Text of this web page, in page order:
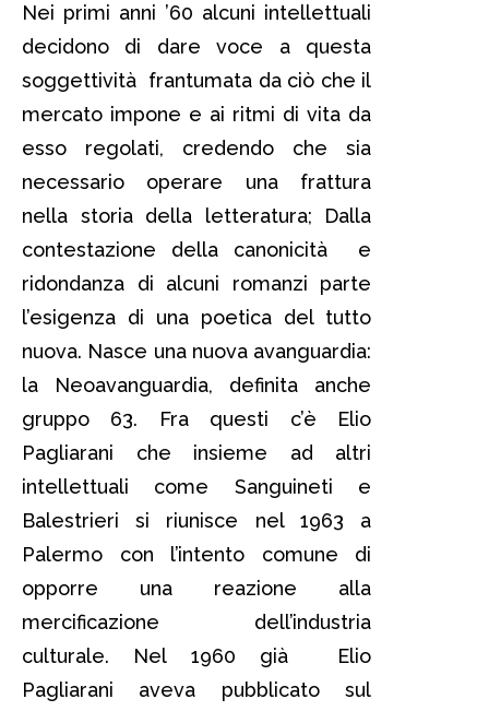
Nei primi anni ’60 alcuni intellettuali
decidono di dare voce a questa
soggettività frantumata da ciò che il
mercato impone e ai ritmi di vita da
esso regolati, credendo che sia
necessario operare una frattura
nella storia della letteratura; Dalla
contestazione della canonicità e
ridondanza di alcuni romanzi parte
l’esigenza di una poetica del tutto
nuova. Nasce una nuova avanguardia:
la Neoavanguardia, definita anche
gruppo 63. Fra questi c’è Elio
Pagliarani che insieme ad altri
intellettuali come Sanguineti e
Balestrieri si riunisce nel 1963 a
Palermo con l’intento comune di
opporre una reazione alla
mercificazione dell’industria
culturale. Nel 1960 già Elio
Pagliarani aveva pubblicato sul